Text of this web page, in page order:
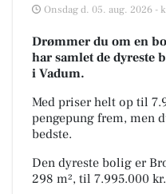
Onsdag d. 05. aug. 2026 -
Drømmer du om en
har samlet de dyreste
i Vadum.
Med priser helt op til
pengepung frem, men
bedste.
Den dyreste bolig er
298 m², til 7.995.000 kr.